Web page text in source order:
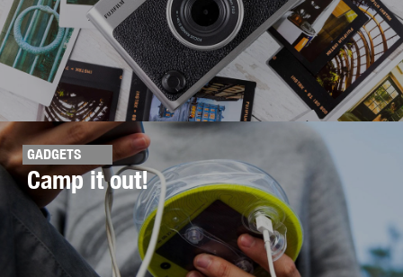
GADGETS
Camp it out!